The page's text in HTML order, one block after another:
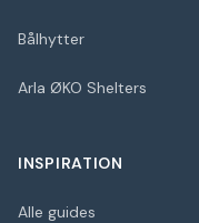
Bålhytter
Arla ØKO Shelters
INSPIRATION
Alle guides